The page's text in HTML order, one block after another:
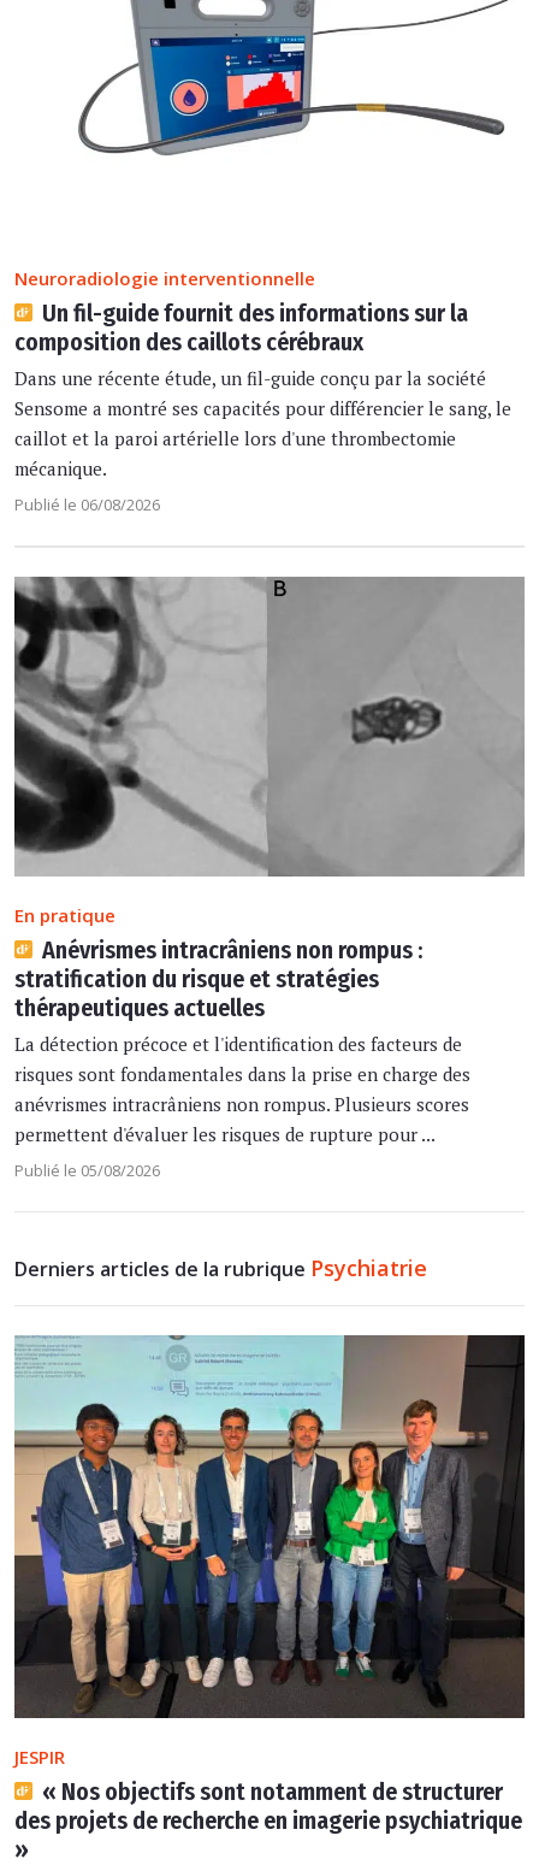
Neuroradiologie interventionnelle
Un fil-guide fournit des informations sur la
composition des caillots cérébraux
Dans une récente étude, un fil-guide conçu par la société
Sensome a montré ses capacités pour différencier le sang, le
caillot et la paroi artérielle lors d'une thrombectomie
mécanique.
Publié le 06/08/2026
En pratique
Anévrismes intracrâniens non rompus :
stratification du risque et stratégies
thérapeutiques actuelles
La détection précoce et l'identification des facteurs de
risques sont fondamentales dans la prise en charge des
anévrismes intracrâniens non rompus. Plusieurs scores
permettent d'évaluer les risques de rupture pour ...
Publié le 05/08/2026
Derniers articles de la rubrique Psychiatrie
JESPIR
« Nos objectifs sont notamment de structurer
des projets de recherche en imagerie psychiatrique
»